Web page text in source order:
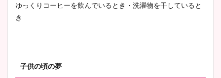
ゆっくりコーヒーを飲んでいるとき・洗濯物を干していると
き
子供の頃の夢